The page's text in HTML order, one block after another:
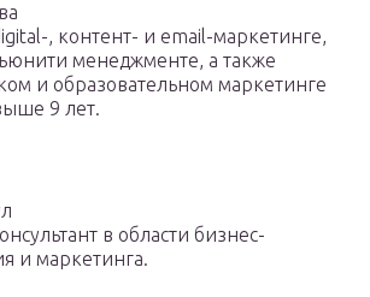
, контент- и email-маркетинге,
менеджменте, а также
и образовательном маркетинге
9 лет.
в области бизнес-
и маркетинга.